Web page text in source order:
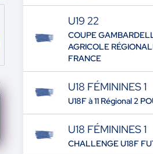
U19 22
COUPE
AGRICOLE
FRANCE
U18 FÉMININES 1
U18F à 11 Régional 2
U18 FÉMININES 1
CHALLENGE U18F